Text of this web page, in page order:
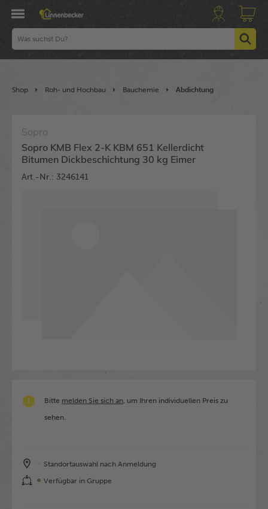
Shop Roh- und Hochbau Bauchemie Abdichtung
Sopro
Sopro KMB Flex 2-K KBM 651 Kellerdicht
Bitumen Dickbeschichtung 30 kg Eimer
Art.-Nr.: 3246141
Bitte melden Sie sich an , um Ihren individuellen Preis zu
sehen.
Standortauswahl nach Anmeldung
Verfügbar in Gruppe